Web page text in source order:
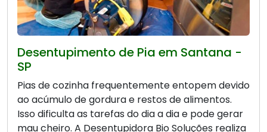
Desentupimento de Pia em Santana -
SP
Pias de cozinha frequentemente entopem devido
ao acúmulo de gordura e restos de alimentos.
Isso dificulta as tarefas do dia a dia e pode gerar
mau cheiro. A Desentupidora Bio Soluções realiza